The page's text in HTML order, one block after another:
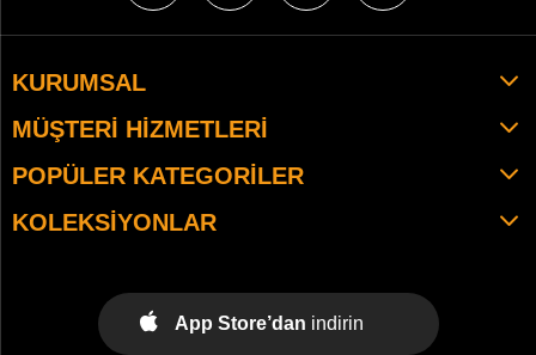
KURUMSAL
MÜŞTERI HIZMETLERI
POPÜLER KATEGORILER
KOLEKSIYONLAR
App Store’dan indirin